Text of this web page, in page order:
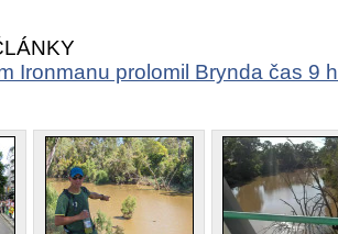
Ironmanu prolomil Brynda čas 9